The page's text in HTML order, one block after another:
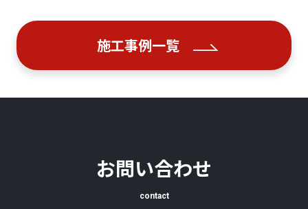
施工事例一覧
お問い合わせ
contact